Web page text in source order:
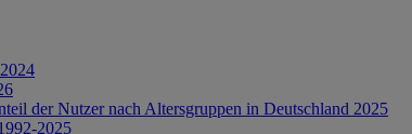
der Nutzer nach Altersgruppen in Deutschland 2025
2025